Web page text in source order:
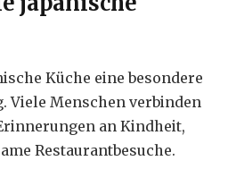
Küche eine besondere
Viele Menschen verbinden
an Kindheit,
Restaurantbesuche.